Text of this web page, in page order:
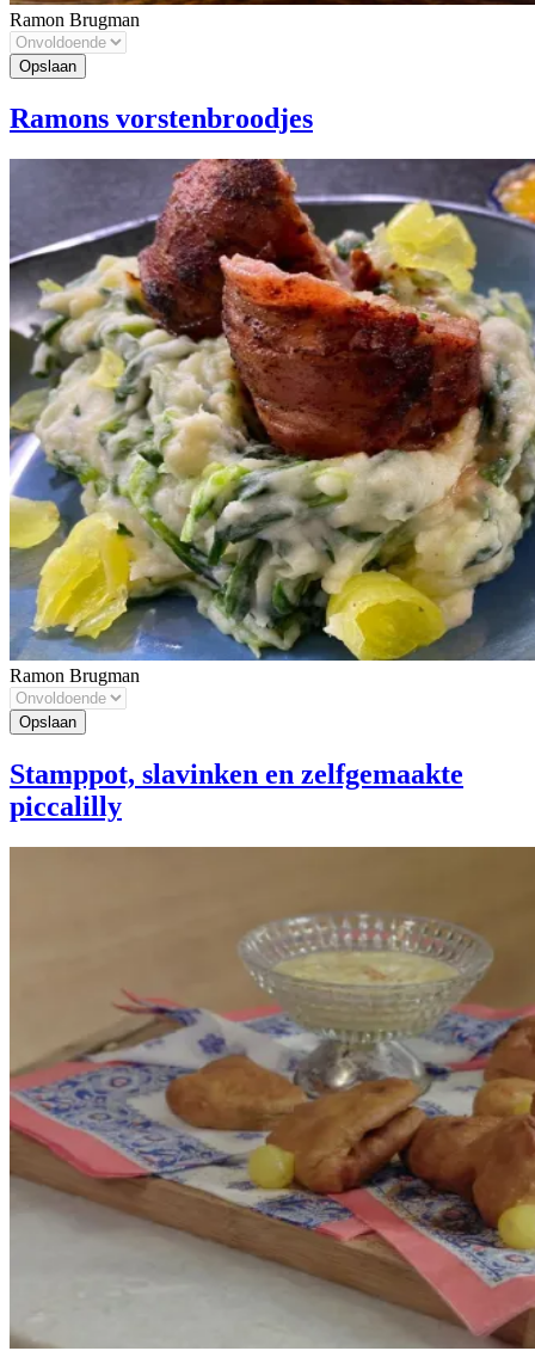
Ramon Brugman
Ramons vorstenbroodjes
Ramon Brugman
Stamppot, slavinken en zelfgemaakte
piccalilly